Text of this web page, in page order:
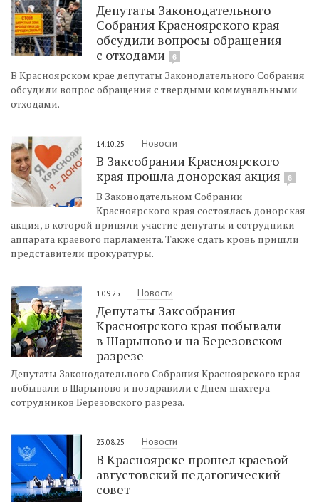
Депутаты Законодательного
Собрания Красноярского края
обсудили вопросы обращения
с отходами
6
В Красноярском крае депутаты Законодательного Собрания
обсудили вопрос обращения с твердыми коммунальными
отходами.
14.10.25 Новости
В Заксобрании Красноярского
края прошла донорская акция
6
В Законодательном Собрании
Красноярского края состоялась донорская
акция, в которой приняли участие депутаты и сотрудники
аппарата краевого парламента. Также сдать кровь пришли
представители прокуратуры.
1.09.25 Новости
Депутаты Заксобрания
Красноярского края побывали
в Шарыпово и на Березовском
разрезе
Депутаты Законодательного Собрания Красноярского края
побывали в Шарыпово и поздравили с Днем шахтера
сотрудников Березовского разреза.
23.08.25 Новости
В Красноярске прошел краевой
августовский педагогический
совет